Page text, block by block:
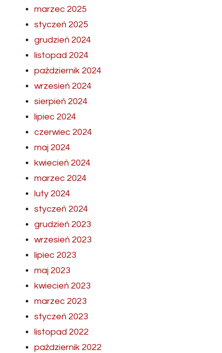
marzec 2025
styczeń 2025
grudzień 2024
listopad 2024
październik 2024
wrzesień 2024
sierpień 2024
lipiec 2024
czerwiec 2024
maj 2024
kwiecień 2024
marzec 2024
luty 2024
styczeń 2024
grudzień 2023
wrzesień 2023
lipiec 2023
maj 2023
kwiecień 2023
marzec 2023
styczeń 2023
listopad 2022
październik 2022